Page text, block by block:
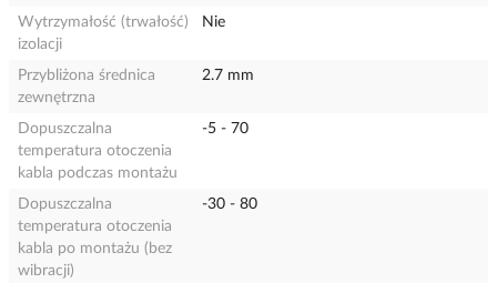
Wytrzymałość (trwałość)
izolacji
Nie
Przybliżona średnica
zewnętrzna
2.7 mm
Dopuszczalna
temperatura otoczenia
kabla podczas montażu
-5 - 70
Dopuszczalna
temperatura otoczenia
kabla po montażu (bez
wibracji)
-30 - 80